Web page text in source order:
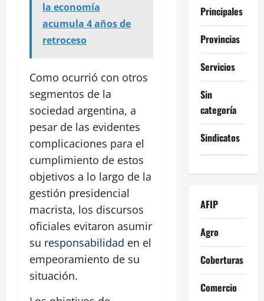
la economía
acumula 4 años de
retroceso
Como ocurrió con otros
segmentos de la
sociedad argentina, a
pesar de las evidentes
complicaciones para el
cumplimiento de estos
objetivos a lo largo de la
gestión presidencial
macrista, los discursos
oficiales evitaron asumir
su responsabilidad en el
empeoramiento de su
situación.
Principales
Provincias
Servicios
Sin
categoría
Sindicatos
AFIP
Agro
Coberturas
Comercio